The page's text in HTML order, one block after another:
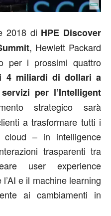
2018 di HPE Discover
, Hewlett Packard
per i prossimi quattro
4 miliardi di dollari a
per l’Intelligent
strategico sarà
a trasformare tutti i
– in intelligence
trasparenti tra
user experience
e il machine learning
ai cambiamenti in